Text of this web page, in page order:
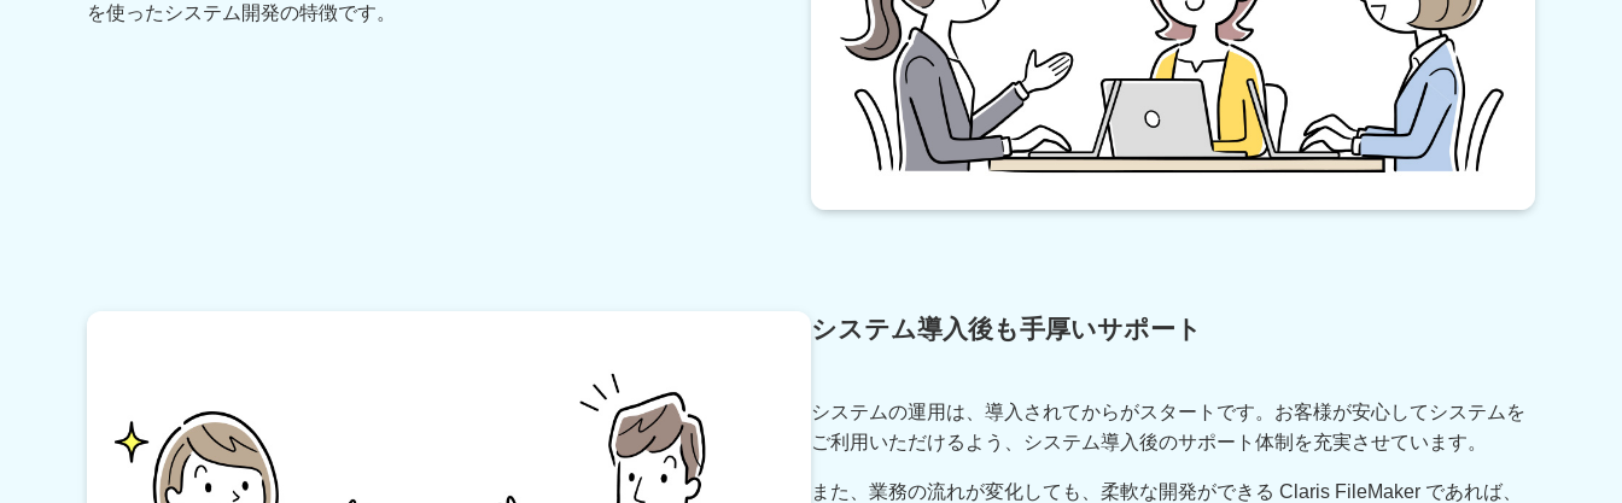
を使ったシステム開発の特徴です。
システム導入後も手厚いサポート
システムの運用は、導入されてからがスタートです。お客様が安心してシステムを
ご利用いただけるよう、システム導入後のサポート体制を充実させています。
また、業務の流れが変化しても、柔軟な開発ができる Claris FileMaker であれば、